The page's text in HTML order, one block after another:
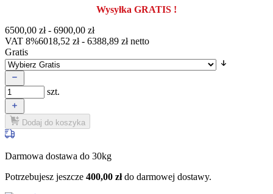
Wysyłka GRATIS !
6500,00 zł- 6900,00 zł
VAT 8%6018,52 zł- 6388,89 złnetto
Gratis
szt.
Dodaj do koszyka
Darmowa dostawa do 30kg
Potrzebujesz jeszcze 400,00 złdo darmowej dostawy.